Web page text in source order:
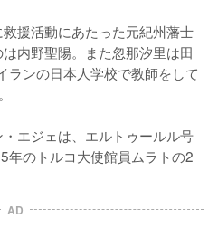
援活動にあたった元紀州藩士
内野聖陽。また忽那汐里は田
ンの日本人学校で教師をして
エジェは、エルトゥールル号
年のトルコ大使館員ムラトの2
AD